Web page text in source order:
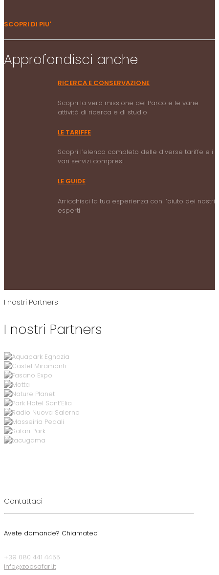
SCOPRI DI PIU'
Approfondisci anche
RICERCA E CONSERVAZIONE
Scopri la vera missione del Parco e le varie
attività di ricerca e di studio
LE TARIFFE
Scopri l’elenco completo delle diverse tariffe e i
vari servizi compresi
LE GUIDE
Arricchisci la tua esperienza con l’aiuto dei nostri
esperti
I nostri Partners
I nostri Partners
Contattaci
Avete domande? Chiamateci
+39 080 441 4455
info@zoosafari.it